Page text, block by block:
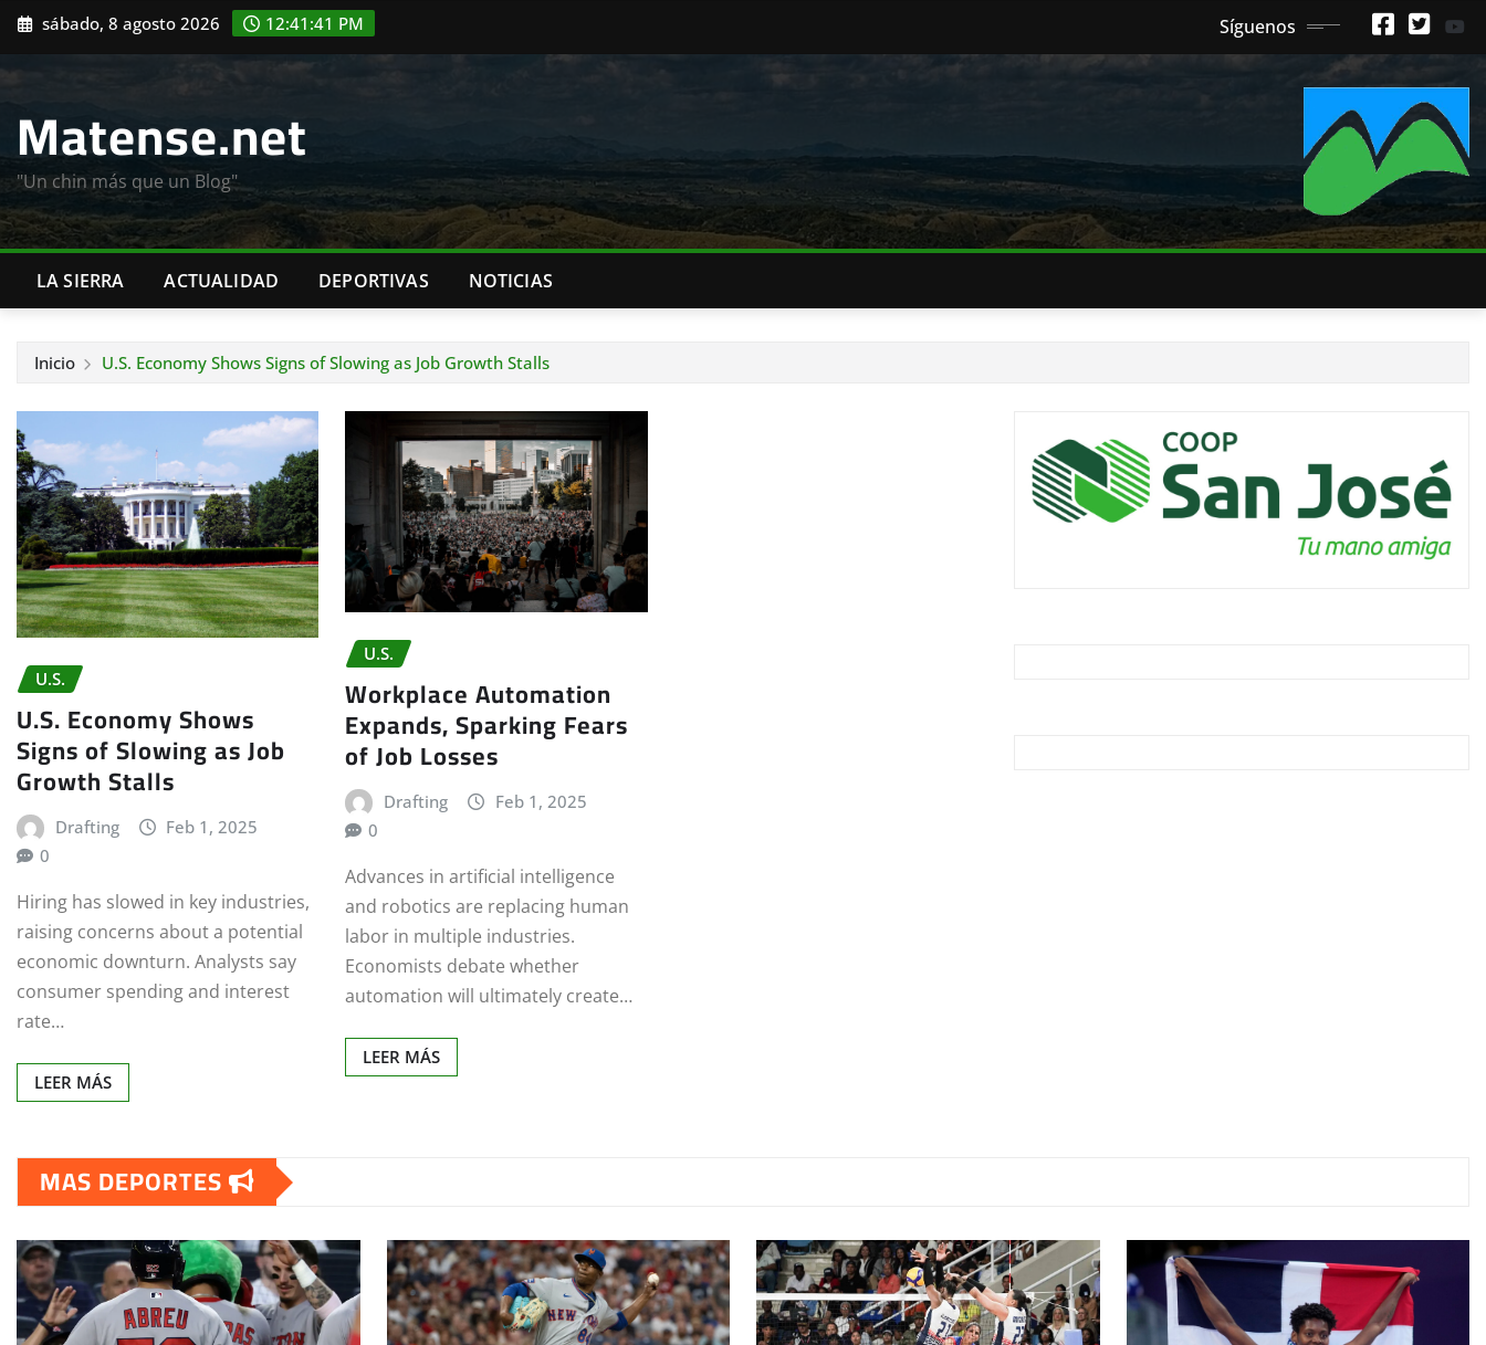
Saltar
contenido
sábado, 8 agosto 2026 12:41:42 PM Síguenos
Matense.net
"Un chin más que un Blog"
LA SIERRA ACTUALIDAD DEPORTIVAS NOTICIAS
Inicio U.S. Economy Shows Signs of Slowing as Job Growth Stalls
U.S.
U.S. Economy Shows
Signs of Slowing as Job
Growth Stalls
Drafting
Feb 1, 2025
0
Hiring has slowed in key industries,
raising concerns about a potential
economic downturn. Analysts say
consumer spending and interest
rate…
LEER MÁS
U.S.
Workplace Automation
Expands, Sparking Fears
of Job Losses
Drafting
Feb 1, 2025
0
Advances in artificial intelligence
and robotics are replacing human
labor in multiple industries.
Economists debate whether
automation will ultimately create…
LEER MÁS
MAS DEPORTES